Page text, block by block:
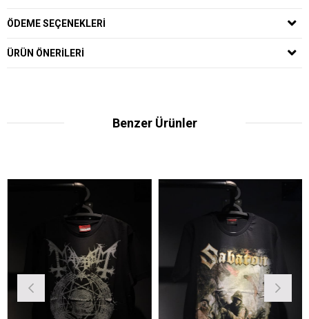
ÖDEME SEÇENEKLERI
ÜRÜN ÖNERILERI
Benzer Ürünler